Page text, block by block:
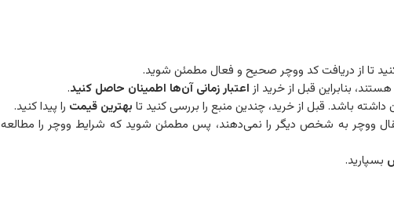
کنید تا از دریافت کد ووچر صحیح و فعال مطمئن شوید.
بنابراین قبل از خرید ازاعتبار زمانی آن‌ها اطمینان حاصل کنید.
باشد. قبل از خرید، چندین منبع را بررسی کنید تا بهترین قیمت را پیدا کنید.
ووچر به شخص دیگر را نمی‌دهند، پس مطمئن شوید که شرایط ووچر را مطالعه
بسپارید.